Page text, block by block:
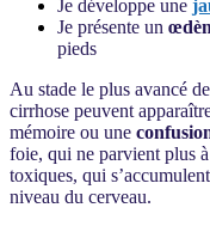
Je développe une
Je présente un
pieds
Au stade le plus avancé
cirrhose peuvent
mémoire ou une
foie, qui ne parvient plus
toxiques, qui
niveau du cerveau.